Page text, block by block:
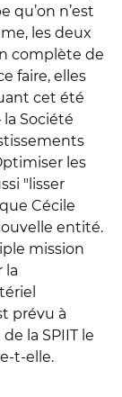
qu’on n’est
les deux
complète de
faire, elles
cet été
Société
les
"lisser
Cécile
entité.
mission
la
prévu à
la SPIIT le
t-elle.